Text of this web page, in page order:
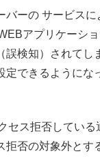
バーの サービス
アプリケーシ
誤検知）されてし
定できるようにな
セス拒否している
拒否の対象外とす